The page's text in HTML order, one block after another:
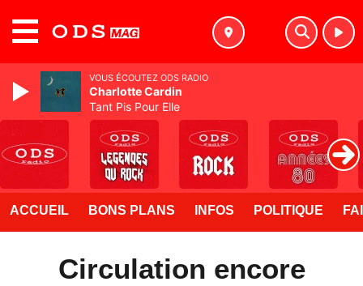
ACCUEIL BONS PLANS INFOS POLITIQUE
Circulation encore
VOUS ÉCOUTEZ ODS RADIO
Charlotte Cardin
Tant Pis Pour Elle